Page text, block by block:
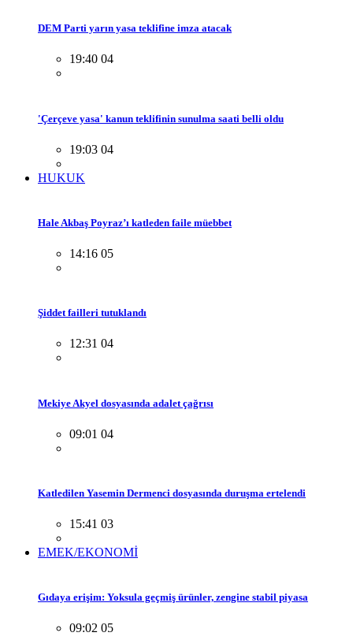
DEM Parti yarın yasa teklifine imza atacak
19:40 04
'Çerçeve yasa' kanun teklifinin sunulma saati belli oldu
19:03 04
HUKUK
Hale Akbaş Poyraz’ı katleden faile müebbet
14:16 05
Şiddet failleri tutuklandı
12:31 04
Mekiye Akyel dosyasında adalet çağrısı
09:01 04
Katledilen Yasemin Dermenci dosyasında duruşma ertelendi
15:41 03
EMEK/EKONOMİ
Gıdaya erişim: Yoksula geçmiş ürünler, zengine stabil piyasa
09:02 05